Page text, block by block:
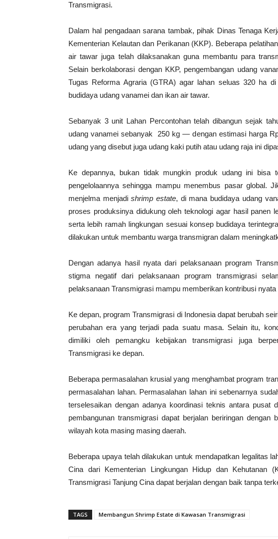
Transmigrasi.
Dalam hal pengadaan sarana tambak, pihak Dinas Tenaga
Kementerian Kelautan dan Perikanan (KKP). Beberapa
air tawar juga telah dilaksanakan guna membantu para
Selain berkolaborasi dengan KKP, pengembangan udang
Tugas Reforma Agraria (GTRA) agar lahan seluas 320 ha
budidaya udang vanamei dan ikan air tawar.
Sebanyak 3 unit Lahan Percontohan telah dibangun sejak
udang vanamei sebanyak 250 kg — dengan estimasi harga
udang yang disebut juga udang kaki putih atau udang raja ini
Ke depannya, bukan tidak mungkin produk udang ini bisa
pengelolaannya sehingga mampu menembus pasar global.
menjelma menjadishrimp estate, di mana budidaya udang
proses produksinya didukung oleh teknologi agar hasil panen
serta lebih ramah lingkungan sesuai konsep budidaya
dilakukan untuk membantu warga transmigran dalam
Dengan adanya hasil nyata dari pelaksanaan program
stigma negatif dari pelaksanaan program transmigrasi
pelaksanaan Transmigrasi mampu memberikan kontribusi
Ke depan, program Transmigrasi di Indonesia dapat berubah
perubahan era yang terjadi pada suatu masa. Selain itu,
dimiliki oleh pemangku kebijakan transmigrasi juga
Transmigrasi ke depan.
Beberapa permasalahan krusial yang menghambat program
permasalahan lahan. Permasalahan lahan ini sebenarnya
terselesaikan dengan adanya koordinasi teknis antara pusat
pembangunan transmigrasi dapat berjalan beriringan dengan
wilayah kota masing masing daerah.
Beberapa upaya telah dilakukan untuk mendapatkan legalitas
Cina dari Kementerian Lingkungan Hidup dan Kehutanan
Transmigrasi Tanjung Cina dapat berjalan dengan baik tanpa
TAGS Membangun Shrimp Estate di Kawasan Transmigrasi